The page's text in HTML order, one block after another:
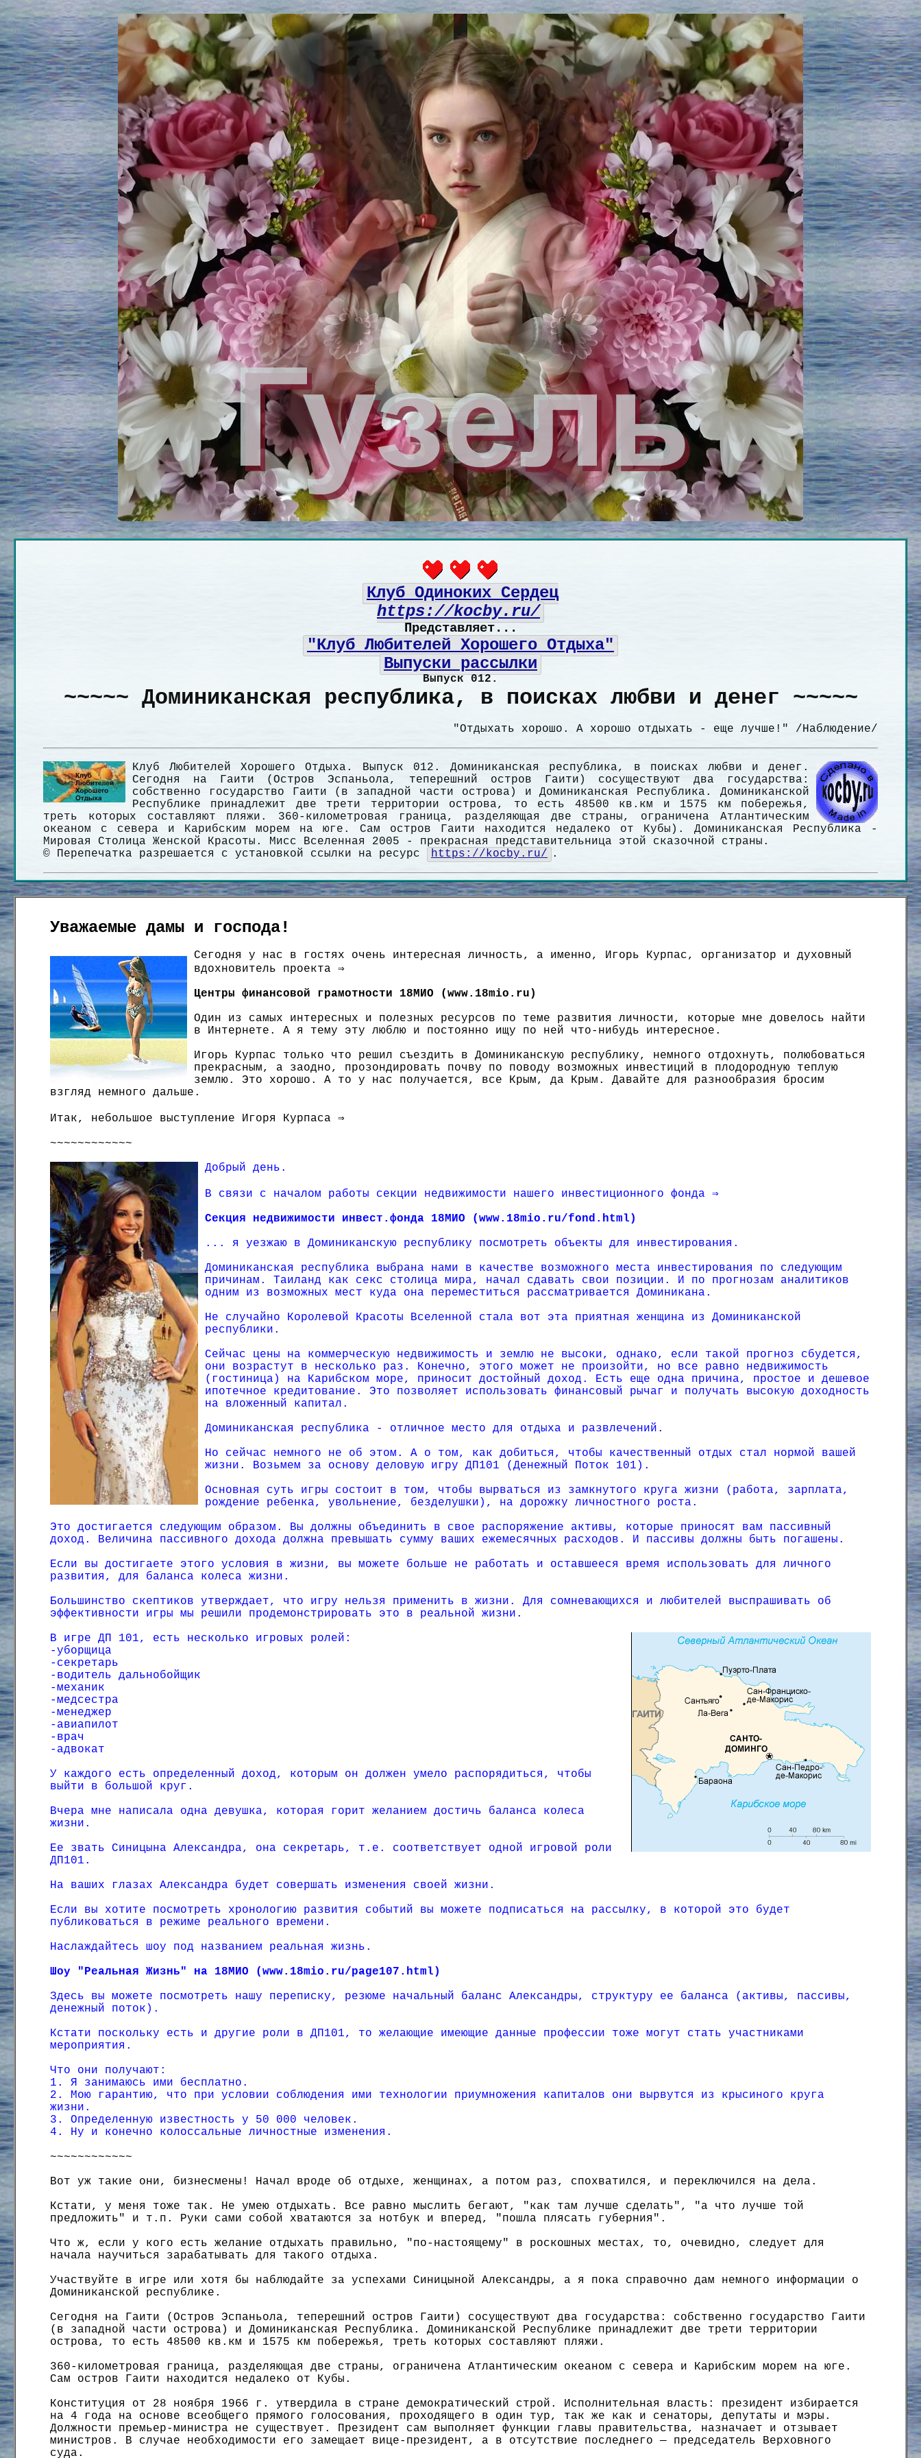
Клуб Одиноких Сердец
https://kocby.ru/
Представляет...
"Клуб Любителей Хорошего Отдыха"
Выпуски рассылки
Выпуск 012.
~~~~~ Доминиканская республика, в поисках любви и денег ~~~~~
"Отдыхать хорошо. А хорошо отдыхать - еще лучше!" /Наблюдение/
Клуб Любителей Хорошего Отдыха. Выпуск 012. Доминиканская республика, в поисках любви и денег.
Сегодня на Гаити (Остров Эспаньола, теперешний остров Гаити) сосуществуют два государства:
собственно государство Гаити (в западной части острова) и Доминиканская Республика. Доминиканской
Республике принадлежит две трети территории острова, то есть 48500 кв.км и 1575 км побережья,
треть которых составляют пляжи. 360-километровая граница, разделяющая две страны, ограничена Атлантическим
океаном с севера и Карибским морем на юге. Сам остров Гаити находится недалеко от Кубы). Доминиканская Республика -
Мировая Столица Женской Красоты. Мисс Вселенная 2005 - прекрасная представительница этой сказочной страны.
© Перепечатка разрешается с установкой ссылки на ресурс
https://kocby.ru/ .
Уважаемые дамы и господа!
Сегодня у нас в гостях очень интересная личность, а именно, Игорь Курпас, организатор и духовный
вдохновитель проекта ⇒
Центры финансовой грамотности 18МИО (www.18mio.ru)
Один из самых интересных и полезных ресурсов по теме развития личности, которые мне довелось найти
в Интернете. А я тему эту люблю и постоянно ищу по ней что-нибудь интересное.
Игорь Курпас только что решил съездить в Доминиканскую республику, немного отдохнуть, полюбоваться
прекрасным, а заодно, прозондировать почву по поводу возможных инвестиций в плодородную теплую
землю. Это хорошо. А то у нас получается, все Крым, да Крым. Давайте для разнообразия бросим
взгляд немного дальше.
Итак, небольшое выступление Игоря Курпаса ⇒
~~~~~~~~~~~~
Добрый день.
В связи с началом работы секции недвижимости нашего инвестиционного фонда ⇒
Секция недвижимости инвест.фонда 18МИО (www.18mio.ru/fond.html)
... я уезжаю в Доминиканскую республику посмотреть объекты для инвестирования.
Доминиканская республика выбрана нами в качестве возможного места инвестирования по следующим
причинам. Таиланд как секс столица мира, начал сдавать свои позиции. И по прогнозам аналитиков
одним из возможных мест куда она переместиться рассматривается Доминикана.
Не случайно Королевой Красоты Вселенной стала вот эта приятная женщина из Доминиканской
республики.
Сейчас цены на коммерческую недвижимость и землю не высоки, однако, если такой прогноз сбудется,
они возрастут в несколько раз. Конечно, этого может не произойти, но все равно недвижимость
(гостиница) на Карибском море, приносит достойный доход. Есть еще одна причина, простое и дешевое
ипотечное кредитование. Это позволяет использовать финансовый рычаг и получать высокую доходность
на вложенный капитал.
Доминиканская республика - отличное место для отдыха и развлечений.
Но сейчас немного не об этом. А о том, как добиться, чтобы качественный отдых стал нормой вашей
жизни. Возьмем за основу деловую игру ДП101 (Денежный Поток 101).
Основная суть игры состоит в том, чтобы вырваться из замкнутого круга жизни (работа, зарплата,
рождение ребенка, увольнение, безделушки), на дорожку личностного роста.
Это достигается следующим образом. Вы должны объединить в свое распоряжение активы, которые приносят вам пассивный
доход. Величина пассивного дохода должна превышать сумму ваших ежемесячных расходов. И пассивы должны быть погашены.
Если вы достигаете этого условия в жизни, вы можете больше не работать и оставшееся время использовать для личного
развития, для баланса колеса жизни.
Большинство скептиков утверждает, что игру нельзя применить в жизни. Для сомневающихся и любителей выспрашивать об
эффективности игры мы решили продемонстрировать это в реальной жизни.
В игре ДП 101, есть несколько игровых ролей:
-уборщица
-секретарь
-водитель дальнобойщик
-механик
-медсестра
-менеджер
-авиапилот
-врач
-адвокат
У каждого есть определенный доход, которым он должен умело распорядиться, чтобы
выйти в большой круг.
Вчера мне написала одна девушка, которая горит желанием достичь баланса колеса
жизни.
Ее звать Синицына Александра, она секретарь, т.е. соответствует одной игровой роли
ДП101.
На ваших глазах Александра будет совершать изменения своей жизни.
Если вы хотите посмотреть хронологию развития событий вы можете подписаться на рассылку, в которой это будет
публиковаться в режиме реального времени.
Наслаждайтесь шоу под названием реальная жизнь.
Шоу "Реальная Жизнь" на 18МИО (www.18mio.ru/page107.html)
Здесь вы можете посмотреть нашу переписку, резюме начальный баланс Александры, структуру ее баланса (активы, пассивы,
денежный поток).
Кстати поскольку есть и другие роли в ДП101, то желающие имеющие данные профессии тоже могут стать участниками
мероприятия.
Что они получают:
1. Я занимаюсь ими бесплатно.
2. Мою гарантию, что при условии соблюдения ими технологии приумножения капиталов они вырвутся из крысиного круга
жизни.
3. Определенную известность у 50 000 человек.
4. Ну и конечно колоссальные личностные изменения.
~~~~~~~~~~~~
Вот уж такие они, бизнесмены! Начал вроде об отдыхе, женщинах, а потом раз, спохватился, и переключился на дела.
Кстати, у меня тоже так. Не умею отдыхать. Все равно мыслить бегают, "как там лучше сделать", "а что лучше той
предложить" и т.п. Руки сами собой хватаются за нотбук и вперед, "пошла плясать губерния".
Что ж, если у кого есть желание отдыхать правильно, "по-настоящему" в роскошных местах, то, очевидно, следует для
начала научиться зарабатывать для такого отдыха.
Участвуйте в игре или хотя бы наблюдайте за успехами Синицыной Александры, а я пока справочно дам немного информации о
Доминиканской республике.
Сегодня на Гаити (Остров Эспаньола, теперешний остров Гаити) сосуществуют два государства: собственно государство Гаити
(в западной части острова) и Доминиканская Республика. Доминиканской Республике принадлежит две трети территории
острова, то есть 48500 кв.км и 1575 км побережья, треть которых составляют пляжи.
360-километровая граница, разделяющая две страны, ограничена Атлантическим океаном с севера и Карибским морем на юге.
Сам остров Гаити находится недалеко от Кубы.
Конституция от 28 ноября 1966 г. утвердила в стране демократический строй. Исполнительная власть: президент избирается
на 4 года на основе всеобщего прямого голосования, проходящего в один тур, так же как и сенаторы, депутаты и мэры.
Должности премьер-министра не существует. Президент сам выполняет функции главы правительства, назначает и отзывает
министров. В случае необходимости его замещает вице-президент, а в отсутствие последнего — председатель Верховного
суда.